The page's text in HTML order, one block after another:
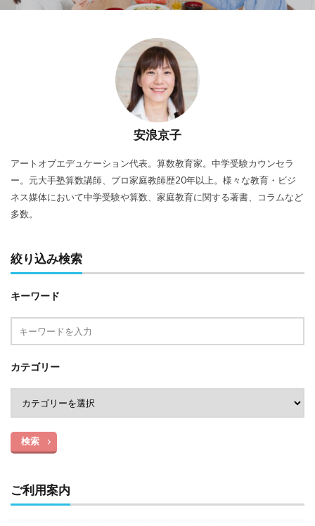
安浪京子
アートオブエデュケーション代表。算数教育家。中学受験カウンセラ
ー。元大手塾算数講師、プロ家庭教師歴20年以上。様々な教育・ビジ
ネス媒体において中学受験や算数、家庭教育に関する著書、コラムなど
多数。
絞り込み検索
キーワード
カテゴリー
検索
ご利用案内